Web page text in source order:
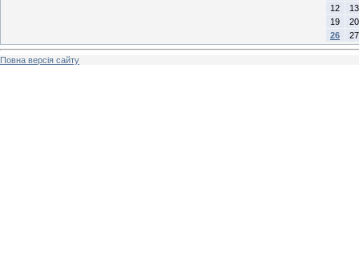
12
13
19
20
26
27
Повна версія сайту